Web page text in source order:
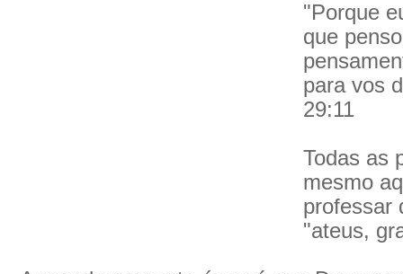
"Porque
que
para vos
29:11
Todas as
mesmo
professar
"ateus,